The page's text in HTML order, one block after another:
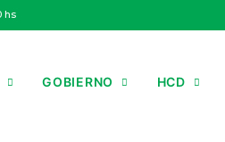
hs
GOBIERNO HCD